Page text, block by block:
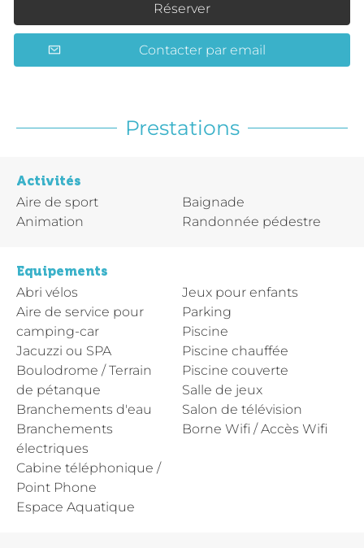
Réserver
Contacter par email
Prestations
Activités
Aire de sport
Animation
Baignade
Randonnée pédestre
Equipements
Abri vélos
Aire de service pour
camping-car
Jacuzzi ou SPA
Boulodrome / Terrain
de pétanque
Branchements d'eau
Branchements
électriques
Cabine téléphonique /
Point Phone
Espace Aquatique
Jeux pour enfants
Parking
Piscine
Piscine chauffée
Piscine couverte
Salle de jeux
Salon de télévision
Borne Wifi / Accès Wifi